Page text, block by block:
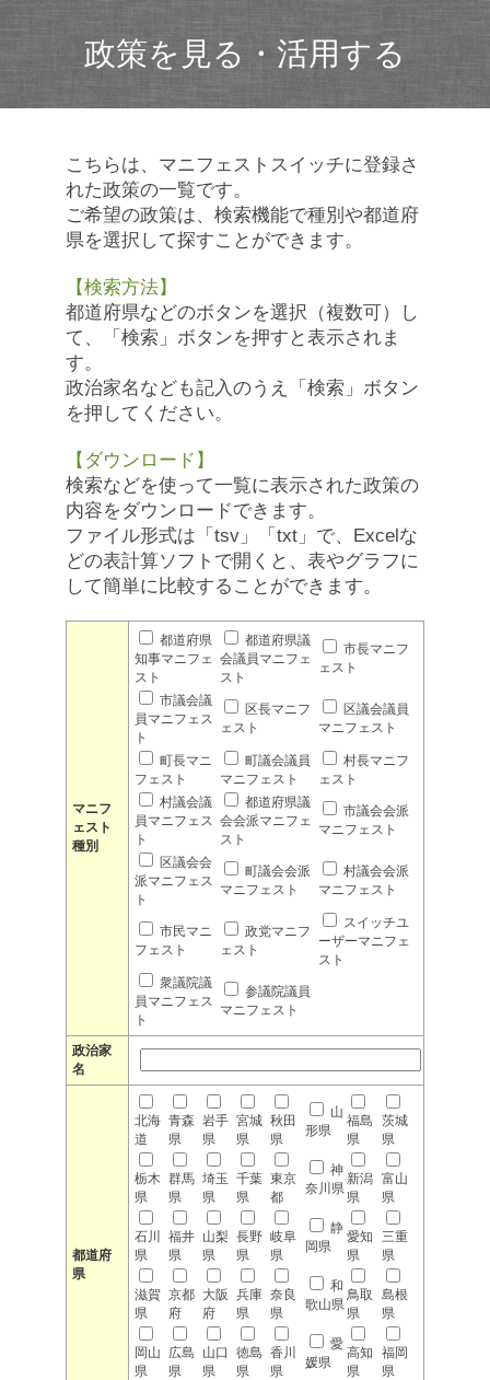
政策を見る・活用する
こちらは、マニフェストスイッチに登録さ
れた政策の一覧です。
ご希望の政策は、検索機能で種別や都道府
県を選択して探すことができます。
【検索方法】
都道府県などのボタンを選択（複数可）し
て、「検索」ボタンを押すと表示されま
す。
政治家名なども記入のうえ「検索」ボタン
を押してください。
【ダウンロード】
検索などを使って一覧に表示された政策の
内容をダウンロードできます。
ファイル形式は「tsv」「txt」で、Excelな
どの表計算ソフトで開くと、表やグラフに
して簡単に比較することができます。
マニフ
ェスト
種別
都道府県
知事マニフェ
スト
都道府県議
会議員マニフェ
スト
市長マニフ
ェスト
市議会議
員マニフェス
ト
区長マニフ
ェスト
区議会議員
マニフェスト
町長マニ
フェスト
町議会議員
マニフェスト
村長マニフ
ェスト
村議会議
員マニフェス
ト
都道府県議
会会派マニフェ
スト
市議会会派
マニフェスト
区議会会
派マニフェス
ト
町議会会派
マニフェスト
村議会会派
マニフェスト
市民マニ
フェスト
政党マニフ
ェスト
スイッチユ
ーザーマニフェ
スト
衆議院議
員マニフェス
ト
参議院議員
マニフェスト
政治家
名
都道府
県
北海
道
青森
県
岩手
県
宮城
県
秋田
県
山
形県
福島
県
茨城
県
栃木
県
群馬
県
埼玉
県
千葉
県
東京
都
神
奈川県
新潟
県
富山
県
石川
県
福井
県
山梨
県
長野
県
岐阜
県
静
岡県
愛知
県
三重
県
滋賀
県
京都
府
大阪
府
兵庫
県
奈良
県
和
歌山県
鳥取
県
島根
県
岡山
県
広島
県
山口
県
徳島
県
香川
県
愛
媛県
高知
県
福岡
県